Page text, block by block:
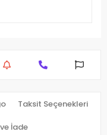
Taksit Seçenekleri
İade